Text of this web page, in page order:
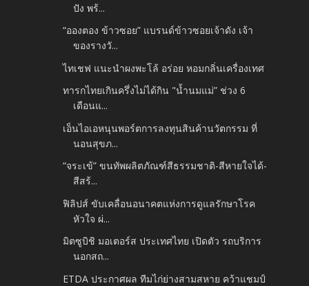
ปัง พร้...
“อองตอง ข้าวซอย” แบรนด์ข้าวซอยเจ้าดัง เจ้า
ของรางวั...
ไทเชฟ แนะนำผงพะโล้ อร่อย หอมกลิ่นเครื่องเทศ
ทารกไทยเกินครึ่งไม่ได้กิน "น้ำนมแม่” ช่วง 6
เดือนแ...
เอ็นไอเอหนุนพอร์ตการลงทุนสินค้านวัตกรรม ที่
นอนสุขภ...
“จระเข้” ขนทัพผลิตภัณฑ์สีธรรมชาติ-สีหายใจได้-
สีสร้...
ฟิลิปส์ ขับเคลื่อนอนาคตแห่งการดูแลรักษาโรค
หัวใจ ผ่...
มิตซูบิชิ มอเตอร์ส ประเทศไทย เปิดตัว รถบริการ
นอกสถ...
ETDA ประกาศผล ทีมไก่ย่างสามสหาย คว้าแชมป์